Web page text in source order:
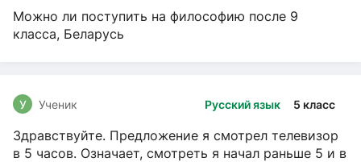
Можно ли поступить на философию после 9
класса, Беларусь
Русский язык 5 класс
У Ученик
Здравствуйте. Предложение я смотрел телевизор
в 5 часов. Означает, смотреть я начал раньше 5 и в